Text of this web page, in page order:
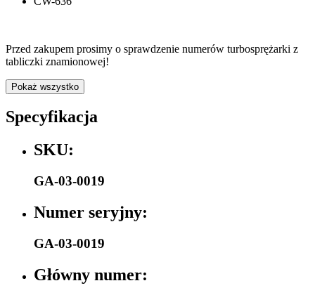
Przed zakupem prosimy o sprawdzenie numerów turbosprężarki z
tabliczki znamionowej!
Pokaż wszystko
Specyfikacja
SKU:
GA-03-0019
Numer seryjny:
GA-03-0019
Główny numer: